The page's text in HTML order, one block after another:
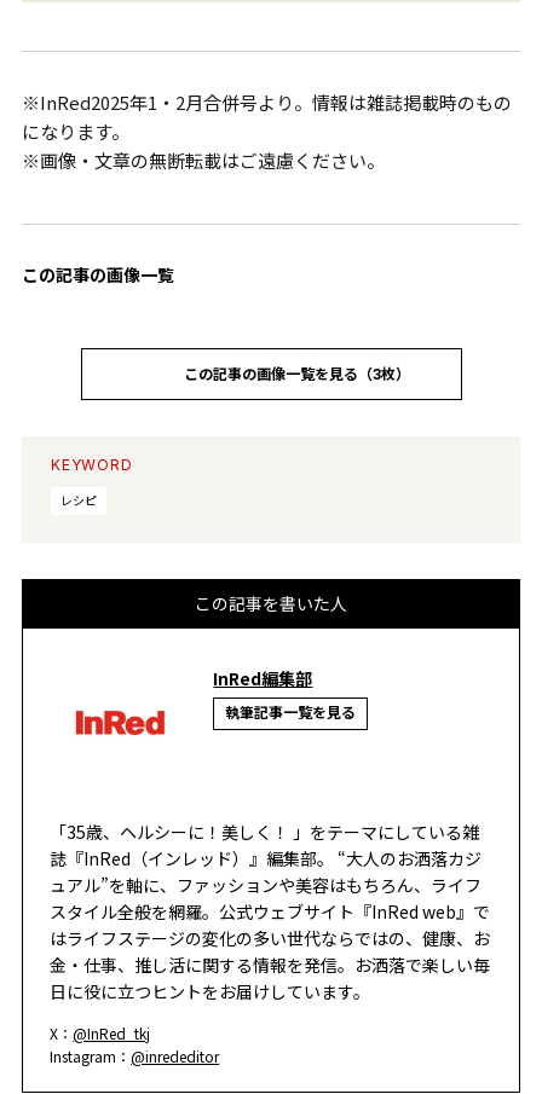
※InRed2025年1・2月合併号より。情報は雑誌掲載時のもの
になります。
※画像・文章の無断転載はご遠慮ください。
この記事の画像一覧
この記事の画像一覧を見る（3枚）
KEYWORD
レシピ
この記事を書いた人
InRed編集部
執筆記事一覧を見る
「35歳、ヘルシーに！美しく！ 」をテーマにしている雑
誌『InRed（インレッド）』編集部。 “大人のお洒落カジ
ュアル”を軸に、ファッションや美容はもちろん、ライフ
スタイル全般を網羅。公式ウェブサイト『InRed web』で
はライフステージの変化の多い世代ならではの、健康、お
金・仕事、推し活に関する情報を発信。お洒落で楽しい毎
日に役に立つヒントをお届けしています。
X：@InRed_tkj
Instagram：@inrededitor